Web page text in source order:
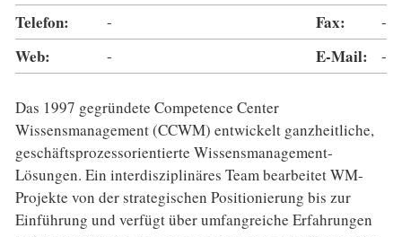
Telefon: - Fax: -
Web: - E-Mail: -
Das 1997 gegründete Competence Center
Wissensmanagement (CCWM) entwickelt ganzheitliche,
geschäftsprozessorientierte Wissensmanagement-
Lösungen. Ein interdisziplinäres Team bearbeitet WM-
Projekte von der strategischen Positionierung bis zur
Einführung und verfügt über umfangreiche Erfahrungen